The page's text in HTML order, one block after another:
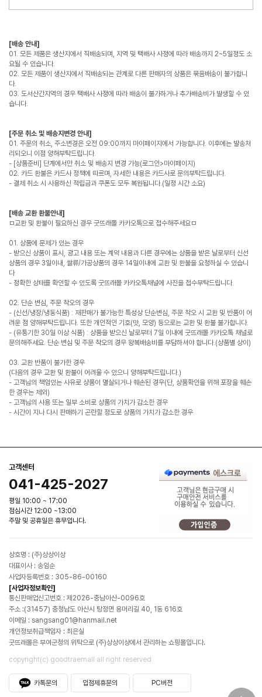
[배송 안내]
01. 모든 제품은 생산지에서 직배송되며, 지역 및 택배사 사정에 따라 배송까지 2~5일정도 소
요될 수 있습니다.
02. 모든 제품이 생산지에서 직배송되는 관계로 다른 판매자의 상품은 묶음배송이 불가합니
다.
03. 도서산간지역의 경우 택배사 사정에 따라 배송이 불가하거나 추가배송비가 발생할 수 있
습니다.
[주문 취소 및 배송지변경 안내]
01. 주문의 취소, 주소변경은 오전 09:00까지 마이페이지에서 가능합니다. 이후에는 발송처
리되오니 이점 양해부탁드립니다.
- [상품준비] 단계에서만 취소 및 배송지 변경 가능(로그인>마이페이지)
02. 카드 환불은 카드사 정책에 따르며, 자세한 내용은 카드사로 문의부탁드립니다.
- 결제 취소 시 사용하신 적립금과 쿠폰도 모두 복원됩니다.(일정 시간 소요)
[배송 교환 환불안내]
ㅁ교환 및 환불이 필요하신 경우 굿뜨래몰 카카오톡으로 접수해주세요ㅁ
01. 상품에 문제가 있는 경우
- 받으신 상품이 표시, 광고 내용 또는 계약 내용과 다른 경우에는 상품을 받은 날로부터 신선
상품의 경우 3일이내, 쌀류/가공상품의 경우 14일이내에 교환 및 환불을 요청하실 수 있습니
다
- 정확한 상태를 확인할 수 있도록 굿뜨래몰 카카오톡채널에 사진을 접수부탁드립니다.
02. 단순 변심, 주문 착오의 경우
- (신선/냉장/냉동식품) : 재판매가 불가능한 특성상 단순변심, 주문 착오 시 교환 및 반품이 어
려운 점 양해부탁드립니다. 또한 개인적인 기호(맛, 모양) 등으로는 교환 및 환불 불가합니다.
- (유통기한 30일 이상 식품) : 상품을 받으신 날로부터 7일 이내에 굿뜨래몰 카카오톡 채널로
문의해주세요. 단순 변심 및 주문 착오의 경우 왕복배송비를 부담하셔야 합니다.(상품별 상이)
03. 교환 반품이 불가한 경우
(다음의 경우 교환 및 환불이 어려울 수 있으니 양해부탁드립니다.)
- 고객님의 책임있는 사유로 상품이 멸실되거나 훼손된 경우(단, 상품확인을 위해 포장을 훼손
한 경우는 제외)
- 고객님의 사용 또는 일부 소비로 상품의 가치가 감소한 경우
- 시간이 지나 다시 판매하기 곤란할 정도로 상품의 가치가 감소한 경우
고객센터
041-425-2027
평일 10:00 ~ 17:00
점심시간 12:00 ~13:00
주말 및 공휴일은 휴무입니다.
상호명 : (주)상상이상
대표이사 : 송임순
사업자등록번호 : 305-86-00160
[사업자정보확인]
통신판매업신고번호 : 제2026-충남아산-0096호
주소 :(31457) 충청남도 아산시 탕정면 용머리길 40, 1동 616호
이메일 : sangsang01@hanmail.net
개인정보취급책임자 : 최은실
굿뜨래몰은 부여군청의 위탁으로 (주)상상이상에서 관리하는 쇼핑몰입니다.
copyright(c) goodtraemall all right reserved
카톡문의 입점제휴문의 PC버전